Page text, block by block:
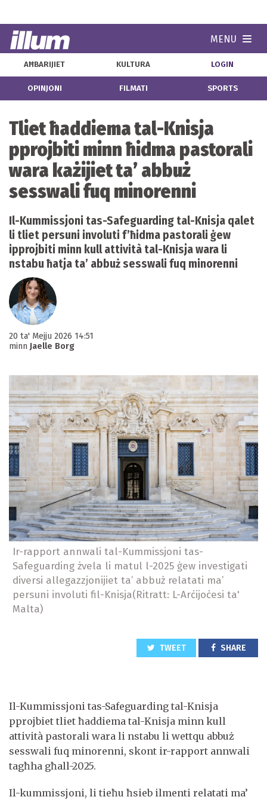
MENU
AĦBARIJIET KULTURA LOGIN
OPINJONI FILMATI SPORTS
Tliet ħaddiema tal-Knisja
pprojbiti minn ħidma pastorali
wara każijiet ta’ abbuż
sesswali fuq minorenni
Il-Kummissjoni tas-Safeguarding tal-Knisja qalet
li tliet persuni involuti f’ħidma pastorali ġew
ipprojbiti minn kull attività tal-Knisja wara li
nstabu ħatja ta’ abbuż sesswali fuq minorenni
20 ta' Mejju 2026 14:51
minn Jaelle Borg
Ir-rapport annwali tal-Kummissjoni tas-
Safeguarding żvela li matul l-2025 ġew investigati
diversi allegazzjonijiet ta’ abbuż relatati ma’
persuni involuti fil-Knisja(Ritratt: L-Arċijoċesi ta'
Malta)
TWEET SHARE
Il-Kummissjoni tas-Safeguarding tal-Knisja
pprojbiet tliet ħaddiema tal-Knisja minn kull
attività pastorali wara li nstabu li wettqu abbuż
sesswali fuq minorenni, skont ir-rapport annwali
tagħha għall-2025.
Il-kummissjoni, li tieħu ħsieb ilmenti relatati ma’